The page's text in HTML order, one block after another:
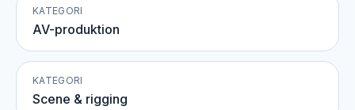
KATEGORI
AV-produktion
KATEGORI
Scene & rigging